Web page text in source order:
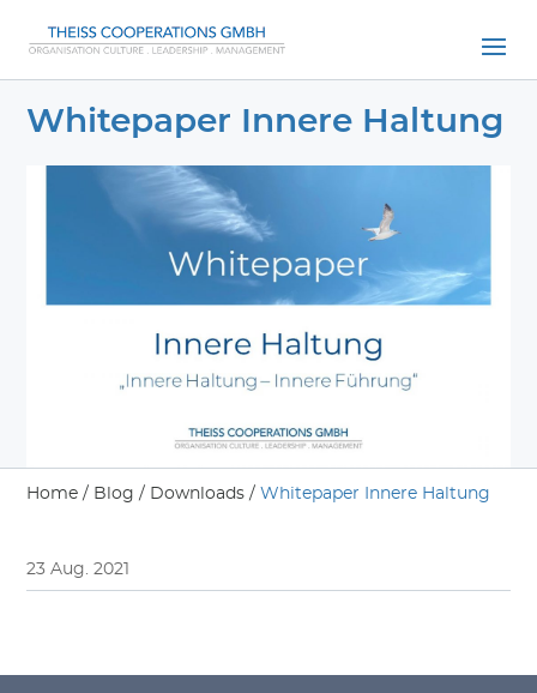
Whitepaper Innere Haltung
Home / Blog / Downloads / Whitepaper Innere Haltung
23 Aug. 2021